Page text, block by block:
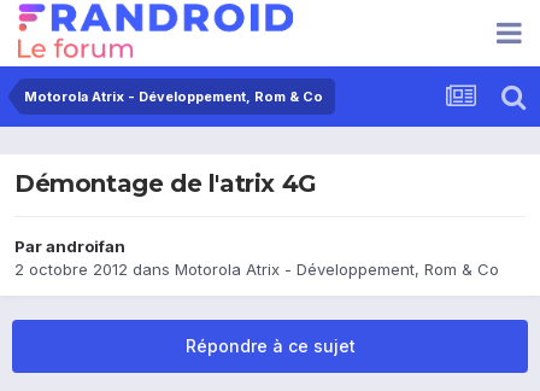
Motorola Atrix - Développement, Rom & Co
Démontage de l'atrix 4G
Parandroifan
2 octobre 2012 dans Motorola Atrix - Développement, Rom & Co
Répondre à ce sujet